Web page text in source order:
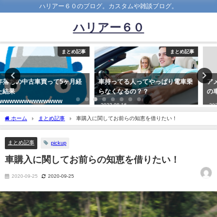
ハリアー６０のブログ。カスタムや雑談ブログ。
ハリアー６０
まとめ記事
車持ってる人ってやっぱり電車乗
らなくなるの？？
2023-08-16
まとめ記事
アメリカの旧車レストア番組「こ
の車も形になってきたな！」
2021-03-14
ホーム まとめ記事 車購入に関してお前らの知恵を借りたい！
まとめ記事 pickup
車購入に関してお前らの知恵を借りたい！
2020-09-25 2020-09-25